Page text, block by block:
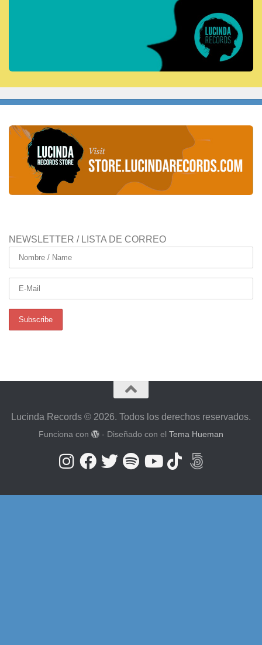
NEWSLETTER / LISTA DE CORREO
Lucinda Records © 2026. Todos los derechos reservados.
Funciona con - Diseñado con el Tema Hueman